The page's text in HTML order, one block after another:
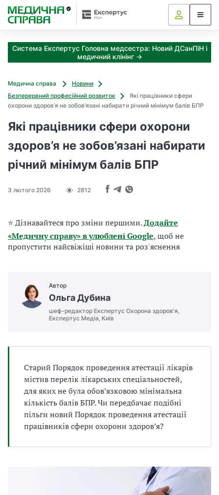
Система Експертус Головна медсестра: Новий ДСанПіН і
медичний клінінг →
Медична справа
Новини
Безперервний професійний розвиток
Які працівники сфери
охорони здоров’я не зобов’язані набирати річний мінімум балів БПР
Які працівники сфери охорони
здоров’я не зобов’язані набирати
річний мінімум балів БПР
3 лютого 2026 2812
⭐ Дізнавайтеся про зміни першими.Додайте
«Медичну справу» в улюблені Google, щоб не
пропустити найсвіжіші новини та роз'яснення
Автор
Ольга Дубина
шеф-редактор Експертус Охорона здоров'я,
Експертус Медіа, Київ
Старий Порядок проведення атестації лікарів
містив перелік лікарських спеціальностей,
для яких не була обов’язковою мінімальна
кількість балів БПР. Чи передбачає подібні
пільги новий Порядок проведення атестації
працівників сфери охорони здоров’я?
З
а
к
з
о
д
м
о
ж
н
о
р
т
и